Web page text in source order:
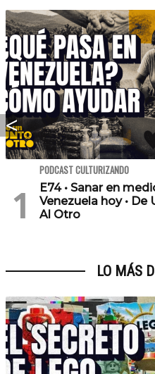
PODCAST CULTURIZANDO
E74 • Sanar en
Venezuela hoy • De
Al Otro
LO MÁS